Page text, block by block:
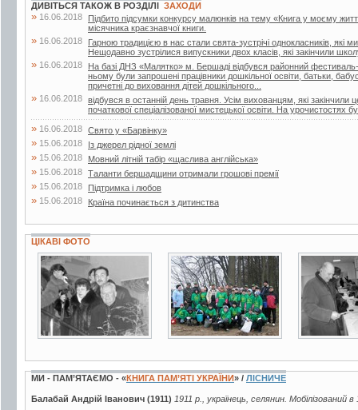
ДИВІТЬСЯ ТАКОЖ В РОЗДІЛІ ЗАХОДИ
» 16.06.2018
Підбито підсумки конкурсу малюнків на тему «Книга у моєму
місячника краєзнавчої книги.
» 16.06.2018
Гарною традицією в нас стали свята-зустрічі однокласників, які
Нещодавно зустрілися випускники двох класів, які закінчили
» 16.06.2018
На базі ДНЗ «Малятко» м. Бершаді відбувся районний
ньому були запрошені працівники дошкільної освіти, батьки,
причетні до виховання дітей дошкільного...
» 16.06.2018 відбувся в останній день травня. Усім вихованцям, які
початкової спеціалізованої мистецької освіти. На урочистостях
» 16.06.2018 Свято у «Барвінку»
» 15.06.2018 Із джерел рідної землі
» 15.06.2018 Мовний літній табір «щаслива англійська»
» 15.06.2018 Таланти бершадщини отримали грошові премії
» 15.06.2018 Підтримка і любов
» 15.06.2018 Країна починається з дитинства
ЦІКАВІ ФОТО
4 фото 5 фото 4 фото
МИ - ПАМ’ЯТАЄМО - «КНИГА ПАМ’ЯТІ УКРАЇНИ» / ЛІСНИЧЕ
Балабай Андрій Іванович (1911) 1911 р., українець, селянин. Мобілізований